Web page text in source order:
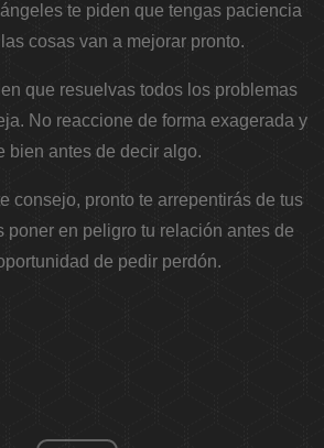
te piden que tengas paciencia
cosas van a mejorar pronto.
que resuelvas todos los problemas
No reaccione de forma exagerada y
bien antes de decir algo.
consejo, pronto te arrepentirás de tus
poner en peligro tu relación antes de
de pedir perdón.